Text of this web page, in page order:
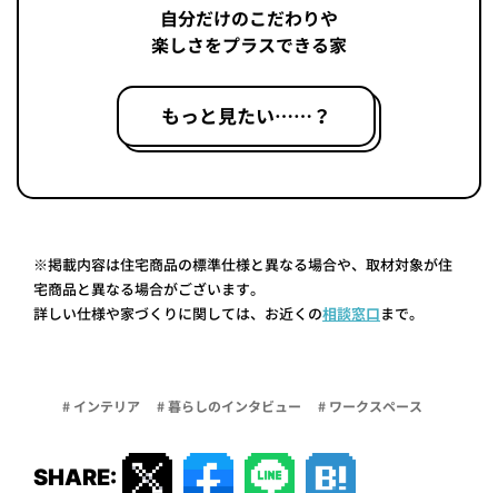
自分だけのこだわりや
楽しさをプラスできる家
もっと見たい……？
※掲載内容は住宅商品の標準仕様と異なる場合や、取材対象が住
宅商品と異なる場合がございます。
詳しい仕様や家づくりに関しては、お近くの相談窓口まで。
# インテリア # 暮らしのインタビュー # ワークスペース
SHARE: